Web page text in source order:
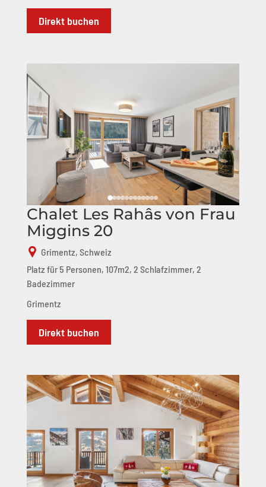
Direkt buchen
Chalet Les Rahâs von Frau
Miggins 20
Grimentz, Schweiz
Platz für 5 Personen, 107m2, 2 Schlafzimmer, 2
Badezimmer
Grimentz
Direkt buchen